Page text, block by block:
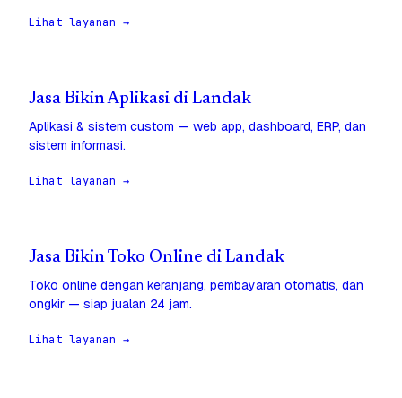
Lihat layanan →
Jasa Bikin Aplikasi di Landak
Aplikasi & sistem custom — web app, dashboard, ERP, dan
sistem informasi.
Lihat layanan →
Jasa Bikin Toko Online di Landak
Toko online dengan keranjang, pembayaran otomatis, dan
ongkir — siap jualan 24 jam.
Lihat layanan →